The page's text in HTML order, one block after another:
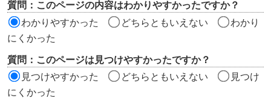
ア
質問：このページの内容はわかりやすかったですか？
わかりやすかった
どちらともいえない
わかり
にくかった
質問：このページは見つけやすかったですか？
見つけやすかった
どちらともいえない
見つけ
にくかった